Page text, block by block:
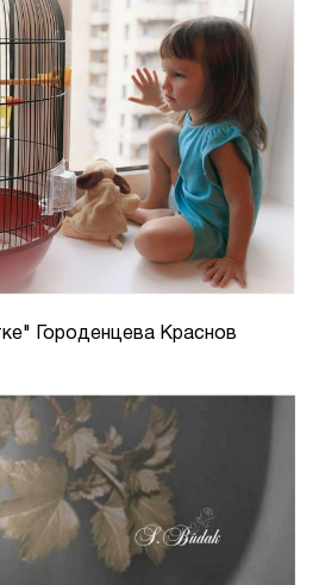
Городенцева Краснов